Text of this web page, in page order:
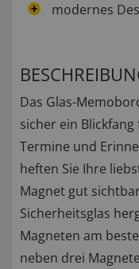
modernes
Das Glas-
sicher ein
Termine und
heften Sie Ihre
Magnet gut
Sicherheitsglas
Magneten am
neben drei